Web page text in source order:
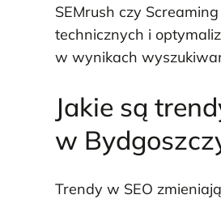
SEMrush czy
technicznych i
w wynikach
Jakie są
w
Trendy w SEO